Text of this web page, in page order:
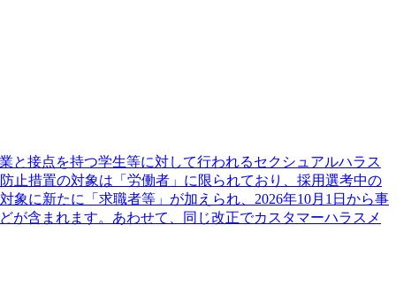
と接点を持つ学生等に対して行われるセクシュアルハラス
止措置の対象は「労働者」に限られており、採用選考中の
に新たに「求職者等」が加えられ、2026年10月1日から事
が含まれます。あわせて、同じ改正でカスタマーハラスメ